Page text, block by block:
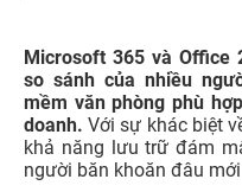
Microsoft 365 và Office
so sánh của nhiều
mềm văn phòng phù
doanh. Với sự khác biệt
khả năng lưu trữ đám
người băn khoăn đâu